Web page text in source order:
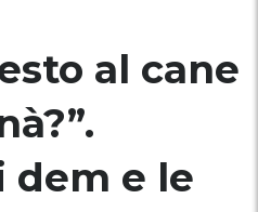
al cane
dem e le